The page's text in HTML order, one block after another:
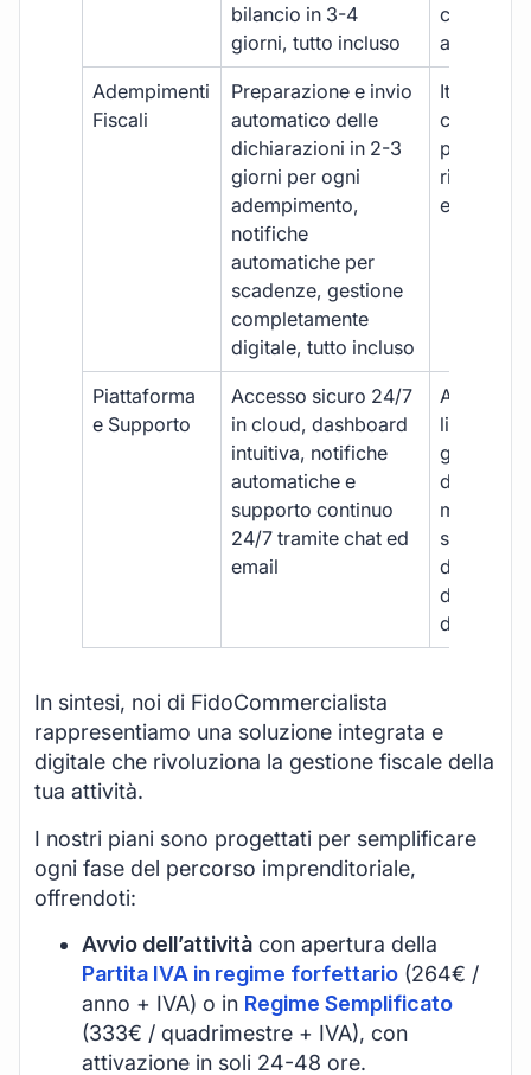
bilancio in 3-4
giorni, tutto incluso
con
aggiuntivi
Adempimenti
Fiscali
Preparazione e invio
automatico delle
dichiarazioni in 2-3
giorni per ogni
adempimento,
notifiche
automatiche per
scadenze, gestione
completamente
digitale, tutto incluso
Iter
costi
per ogni
rischio di
e
Piattaforma
e Supporto
Accesso sicuro 24/7
in cloud, dashboard
intuitiva, notifiche
automatiche e
supporto continuo
24/7 tramite chat ed
email
Accesso
limitato,
gestione
manuale,
supporto
durante
d’ufficio.
In sintesi, noi di FidoCommercialista
rappresentiamo una soluzione integrata e
digitale che rivoluziona la gestione fiscale della
tua attività.
I nostri piani sono progettati per semplificare
ogni fase del percorso imprenditoriale,
offrendoti:
Avvio dell’attività con apertura della
Partita IVA in regime forfettario (264€ /
anno + IVA) o in Regime Semplificato
(333€ / quadrimestre + IVA), con
attivazione in soli 24-48 ore.